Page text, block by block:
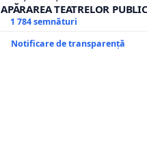
APĂRAREA TEATRELOR
REPERTORIU DIN ROMÂNIA
1 784 semnături
Notificare de transparență